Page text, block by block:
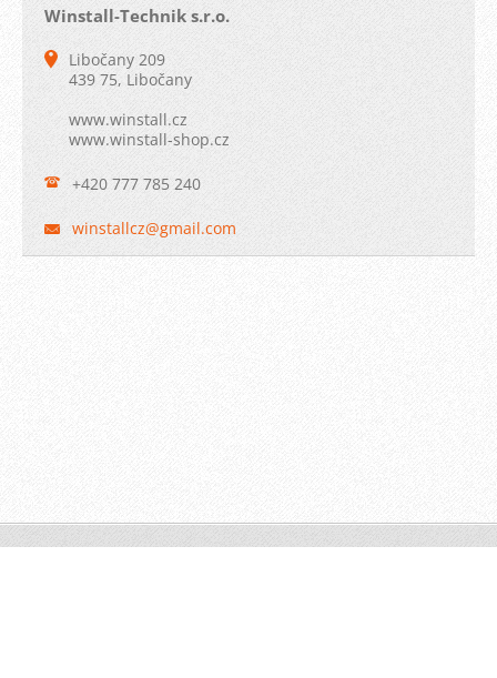
Winstall-Technik s.r.o.
Libočany 209
439 75, Libočany
www.winstall.cz
www.winstall-shop.cz
+420 777 785 240
winstallcz@gmail.com